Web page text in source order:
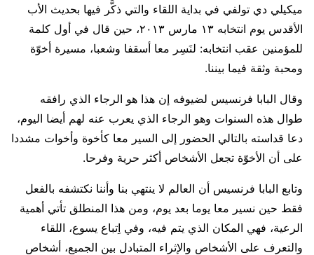
ميكيلي دي تولفي في بداية اللقاء والتي ذكَّر فيها بحديث الأب
الأقدس يوم انتخابه ١٣ مارس ٢٠١٣، حين قال في أول كلمة
للمؤمنين عقب انتخابه: لنَسِر معا أسقفا وشعبا، مسيرة أخوّة
ومحبة وثقة فيما بيننا.
وقال البابا فرنسيس لضيوفه إن هذا هو الرجاء الذي رافقه
طوال هذه السنوات وهو الرجاء الذي يعرب عنه لهم أيضا اليوم،
دعا قداسته بالتالي الحضور إلى السير معا كأخوة وأخوات مشددا
على أن الأخوّة تجعل الأشخاص أكثر حرية وفرحا.
وتابع البابا فرنسيس أن العالم لا ينتهي بنا وأننا نكتشفه بالفعل
فقط حين نسير معا يوما بعد يوم، ومن هذا المنطلق تأتي أهمية
الرعية، فهي المكان الذي يتم فيه، وفي اِتباع يسوع، اللقاء
والتعرف على الأشخاص والإثراء المتبادل بين الجميع، أشخاص